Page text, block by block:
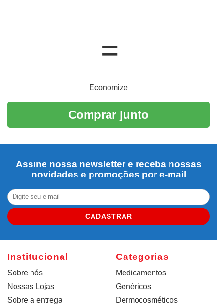
Economize
Comprar junto
Assine nossa newsletter e receba nossas
novidades e promoções por e-mail
CADASTRAR
Institucional
Sobre nós
Nossas Lojas
Sobre a entrega
Categorias
Medicamentos
Genéricos
Dermocosméticos